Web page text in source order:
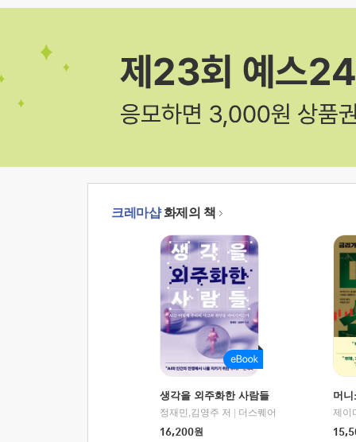
크레마샵화제의 책
생각을 외주화한 사람들
정재민,김영주 저
더스퀘어
16,200원
머